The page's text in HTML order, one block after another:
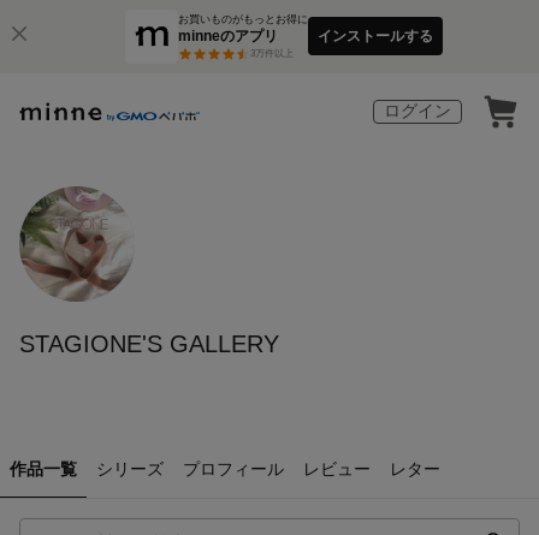
お買いものがもっとお得に
minneのアプリ
3万件以上
インストールする
ログイン
STAGIONE'S GALLERY
作品一覧 シリーズ プロフィール レビュー レター